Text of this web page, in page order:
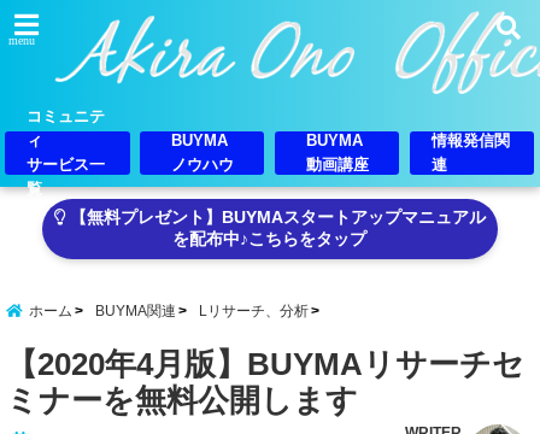
menu
コミュニテ
ィ
サービス一
覧
BUYMA
ノウハウ
BUYMA
動画講座
情報発信関
連
【無料プレゼント】BUYMAスタートアップマニュアル
を配布中♪こちらをタップ
ホーム BUYMA関連 Lリサーチ、分析
【2020年4月版】BUYMAリサーチセ
ミナーを無料公開します